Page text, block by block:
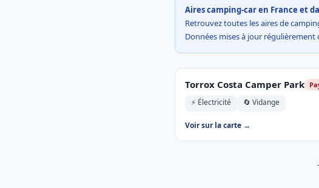
Aires camping-car en France et
Retrouvez toutes les aires de
Données mises à jour
Torrox Costa Camper Park
⚡ Électricité 🔄 Vidange
Voir sur la carte →